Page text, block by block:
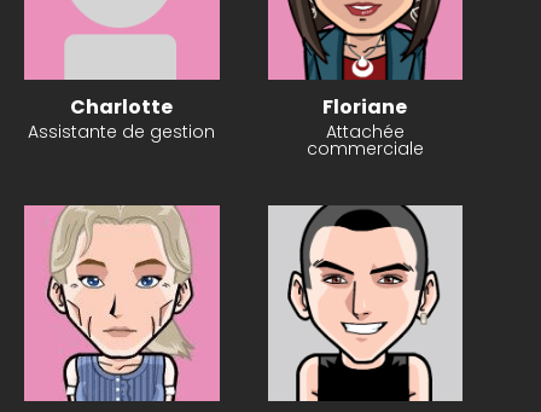
Charlotte
Assistante de gestion
Floriane
Attachée
commerciale